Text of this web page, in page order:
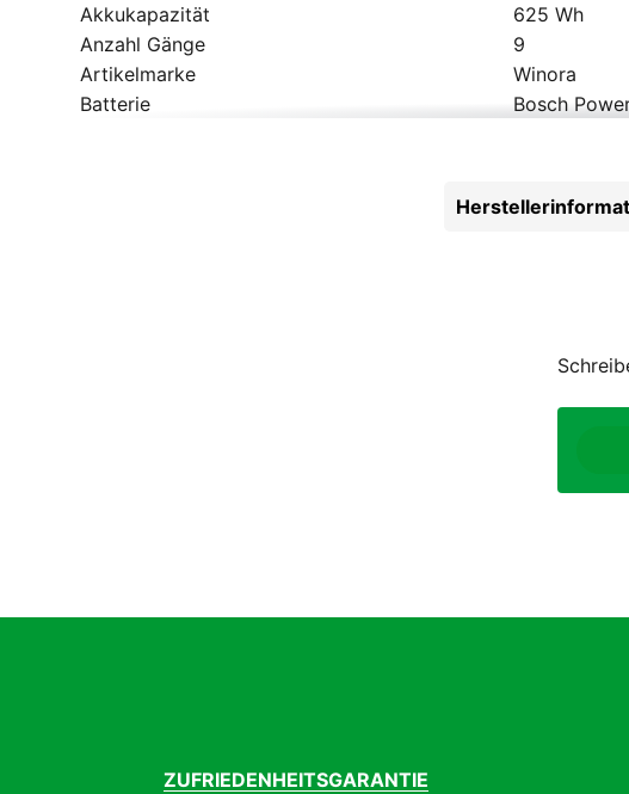
Akkukapazität
625 Wh
Anzahl Gänge
9
Artikelmarke
Winora
Batterie
Bosch
Herrmans
Schwalbe
Alhonga
Ryde
Herren
Ergogriffe
Shimano
27.5 Zoll
Rahmenform
Diamant
ZUFRIEDENHEITSGARANTIE